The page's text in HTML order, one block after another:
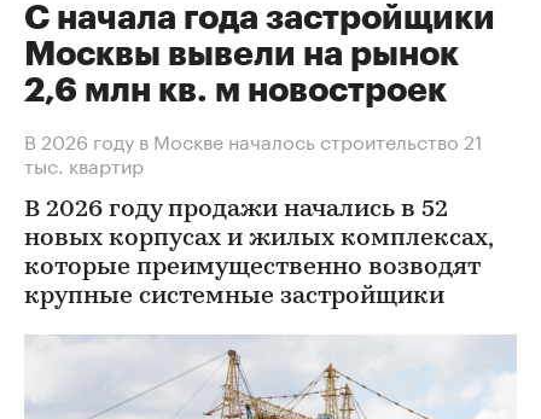
С начала года застройщики
Москвы вывели на рынок
2,6 млн кв. м новостроек
В 2026 году в Москве началось строительство 21
тыс. квартир
В 2026 году продажи начались в 52
новых корпусах и жилых комплексах,
которые преимущественно возводят
крупные системные застройщики